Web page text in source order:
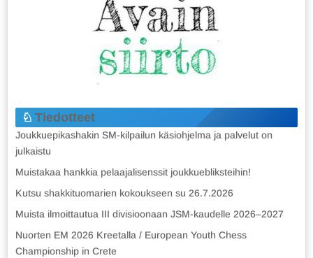
Tiedotteet
Joukkuepikashakin SM-kilpailun käsiohjelma ja palvelut on
julkaistu
Muistakaa hankkia pelaajalisenssit joukkuebliksteihin!
Kutsu shakkituomarien kokoukseen su 26.7.2026
Muista ilmoittautua III divisioonaan JSM-kaudelle 2026–2027
Nuorten EM 2026 Kreetalla / European Youth Chess
Championship in Crete